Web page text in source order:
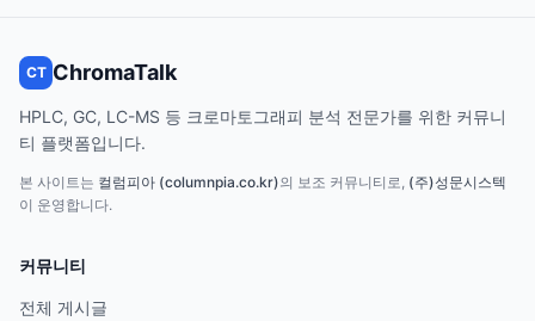
CT ChromaTalk
HPLC, GC, LC-MS 등 크로마토그래피 분석 전문가를 위한 커뮤니
티 플랫폼입니다.
본 사이트는 컬럼피아 (columnpia.co.kr)의 보조 커뮤니티로, (주)성문시스텍
이 운영합니다.
커뮤니티
전체 게시글